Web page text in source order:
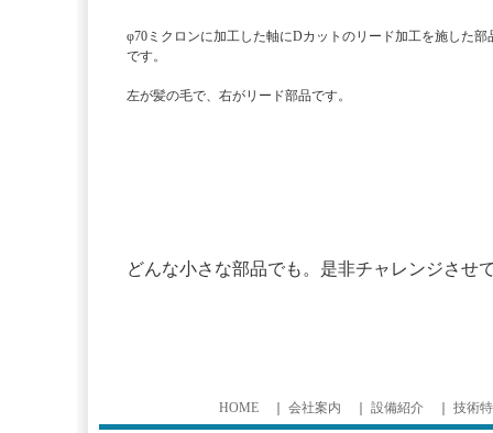
φ70ミクロンに加工した軸にDカットのリード加工を施した部
です。
左が髪の毛で、右がリード部品です。
どんな小さな部品でも。是非チャレンジさせ
HOME 会社案内 設備紹介 技術